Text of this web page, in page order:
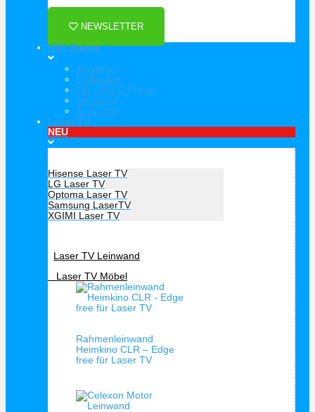
Als Danke schön für Ihre Anmeldung
NEWSLETTER
HiFi Stereo
Vorstufen
Endstufen
CD / SACD Player
Streamer
All in One
Laser TV
NEU
Hisense Laser TV
LG Laser TV
Optoma Laser TV
Samsung LaserTV
XGIMI Laser TV
Laser TV Leinwand
Laser TV Möbel
Rahmenleinwand
Heimkino CLR – Edge
free für Laser TV